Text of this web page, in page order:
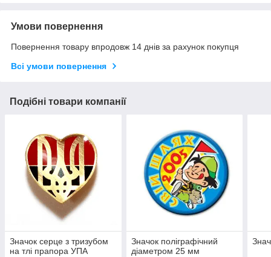
Умови повернення
Повернення товару впродовж 14 днів за рахунок покупця
Всі умови повернення
Подібні товари компанії
Значок серце з тризубом
на тлі прапора УПА
Значок поліграфічний
діаметром 25 мм